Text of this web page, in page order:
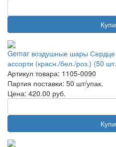
Gemar воздушные шары Сердце
ассорти (красн./бел./роз.) (50
Артикул товара: 1105-0090
Партия поставки: 50 шт/упак.
Цена: 420.00 руб.